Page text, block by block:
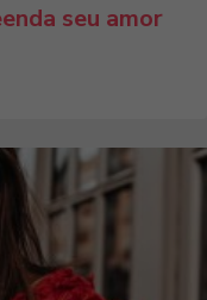
seu amor